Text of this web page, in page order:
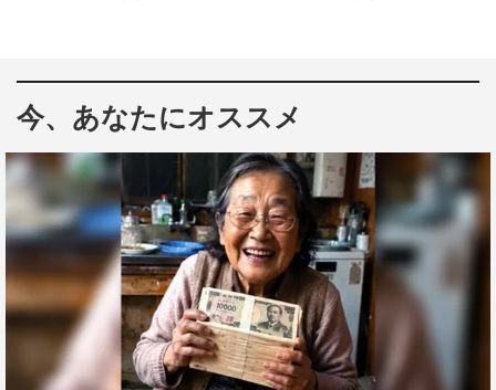
今、あなたにオススメ